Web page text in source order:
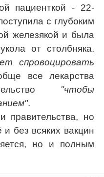
пациенткой - 22-
с глубоким
железякой и была
от столбняка,
спровоцировать
все лекарства
"чтобы
.
правительства, но
без всяких вакцин
но и полным